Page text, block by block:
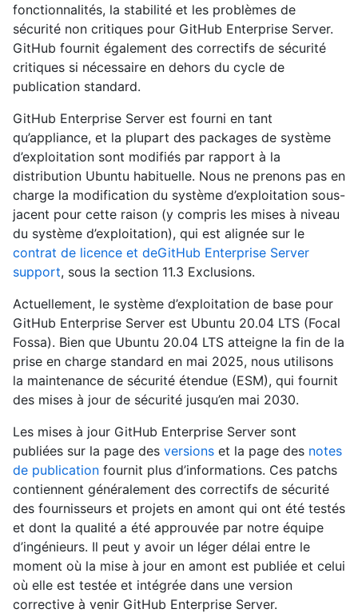
fonctionnalités, la stabilité et les problèmes de
sécurité non critiques pour GitHub Enterprise Server.
GitHub fournit également des correctifs de sécurité
critiques si nécessaire en dehors du cycle de
publication standard.
GitHub Enterprise Server est fourni en tant
qu’appliance, et la plupart des packages de système
d’exploitation sont modifiés par rapport à la
distribution Ubuntu habituelle. Nous ne prenons pas en
charge la modification du système d’exploitation sous-
jacent pour cette raison (y compris les mises à niveau
du système d’exploitation), qui est alignée sur le
contrat de licence et deGitHub Enterprise Server
support, sous la section 11.3 Exclusions.
Actuellement, le système d’exploitation de base pour
GitHub Enterprise Server est Ubuntu 20.04 LTS (Focal
Fossa). Bien que Ubuntu 20.04 LTS atteigne la fin de la
prise en charge standard en mai 2025, nous utilisons
la maintenance de sécurité étendue (ESM), qui fournit
des mises à jour de sécurité jusqu’en mai 2030.
Les mises à jour GitHub Enterprise Server sont
publiées sur la page des versions et la page des notes
de publication fournit plus d’informations. Ces patchs
contiennent généralement des correctifs de sécurité
des fournisseurs et projets en amont qui ont été testés
et dont la qualité a été approuvée par notre équipe
d’ingénieurs. Il peut y avoir un léger délai entre le
moment où la mise à jour en amont est publiée et celui
où elle est testée et intégrée dans une version
corrective à venir GitHub Enterprise Server.